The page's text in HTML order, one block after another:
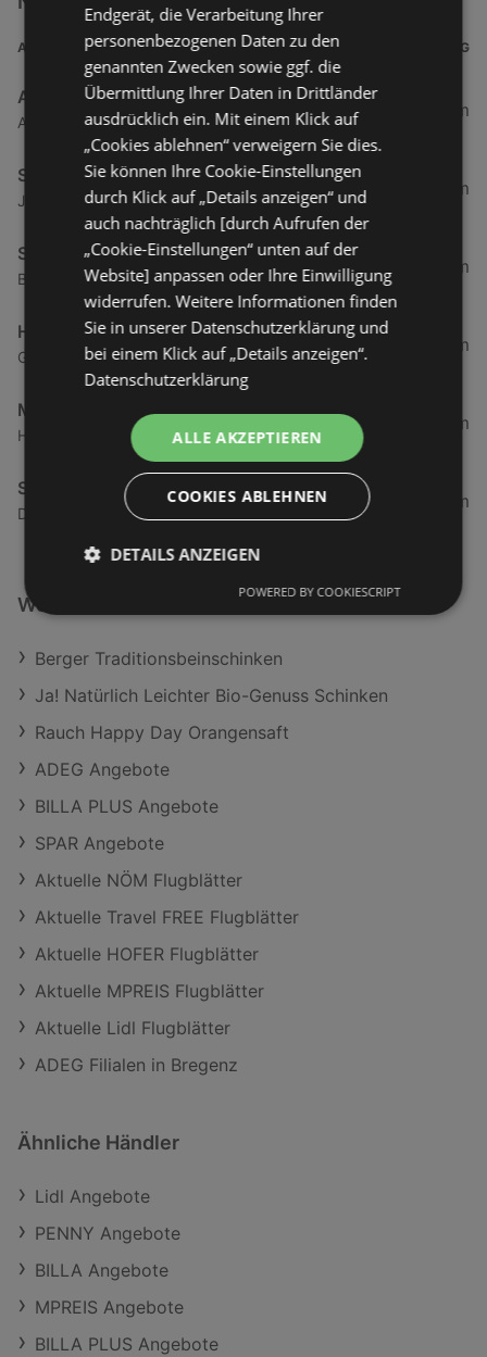
ADRESSE ENTFERNUNG
ADEG Österreich Handelsakt.Ges
Atu53220009 Rheinstraße 1, 6974 Gaissau
0,5 km
SPAR Supermarkt
Jägerweg 2, 6973 Höchst
1,94 km
SPAR Supermarkt
Bundesstraße 80, 6972 Fussach
3,84 km
HOFER
Gartenstraße 6, 6973 Höchst
3,86 km
Mähr Handels GmbH
Haderstraße 84, 6972 Fussach
4,67 km
Spar Supermarkt
Dorfstraße 46, 6972 Fußach
5,02 km
Weiterführende Links
Berger Traditionsbeinschinken
Ja! Natürlich Leichter Bio-Genuss Schinken
Rauch Happy Day Orangensaft
ADEG Angebote
BILLA PLUS Angebote
SPAR Angebote
Aktuelle NÖM Flugblätter
Aktuelle Travel FREE Flugblätter
Aktuelle HOFER Flugblätter
Aktuelle MPREIS Flugblätter
Aktuelle Lidl Flugblätter
ADEG Filialen in Bregenz
Ähnliche Händler
Lidl Angebote
PENNY Angebote
BILLA Angebote
MPREIS Angebote
BILLA PLUS Angebote
Endgerät, die Verarbeitung Ihrer
personenbezogenen Daten zu den
genannten Zwecken sowie ggf. die
Übermittlung Ihrer Daten in Drittländer
ausdrücklich ein. Mit einem Klick auf
„Cookies ablehnen“ verweigern Sie dies.
Sie können Ihre Cookie-Einstellungen
durch Klick auf „Details anzeigen“ und
auch nachträglich [durch Aufrufen der
„Cookie-Einstellungen“ unten auf der
Website] anpassen oder Ihre Einwilligung
widerrufen. Weitere Informationen finden
Sie in unserer Datenschutzerklärung und
bei einem Klick auf „Details anzeigen“.
Datenschutzerklärung
ALLE AKZEPTIEREN
COOKIES ABLEHNEN
DETAILS ANZEIGEN
POWERED BY COOKIESCRIPT